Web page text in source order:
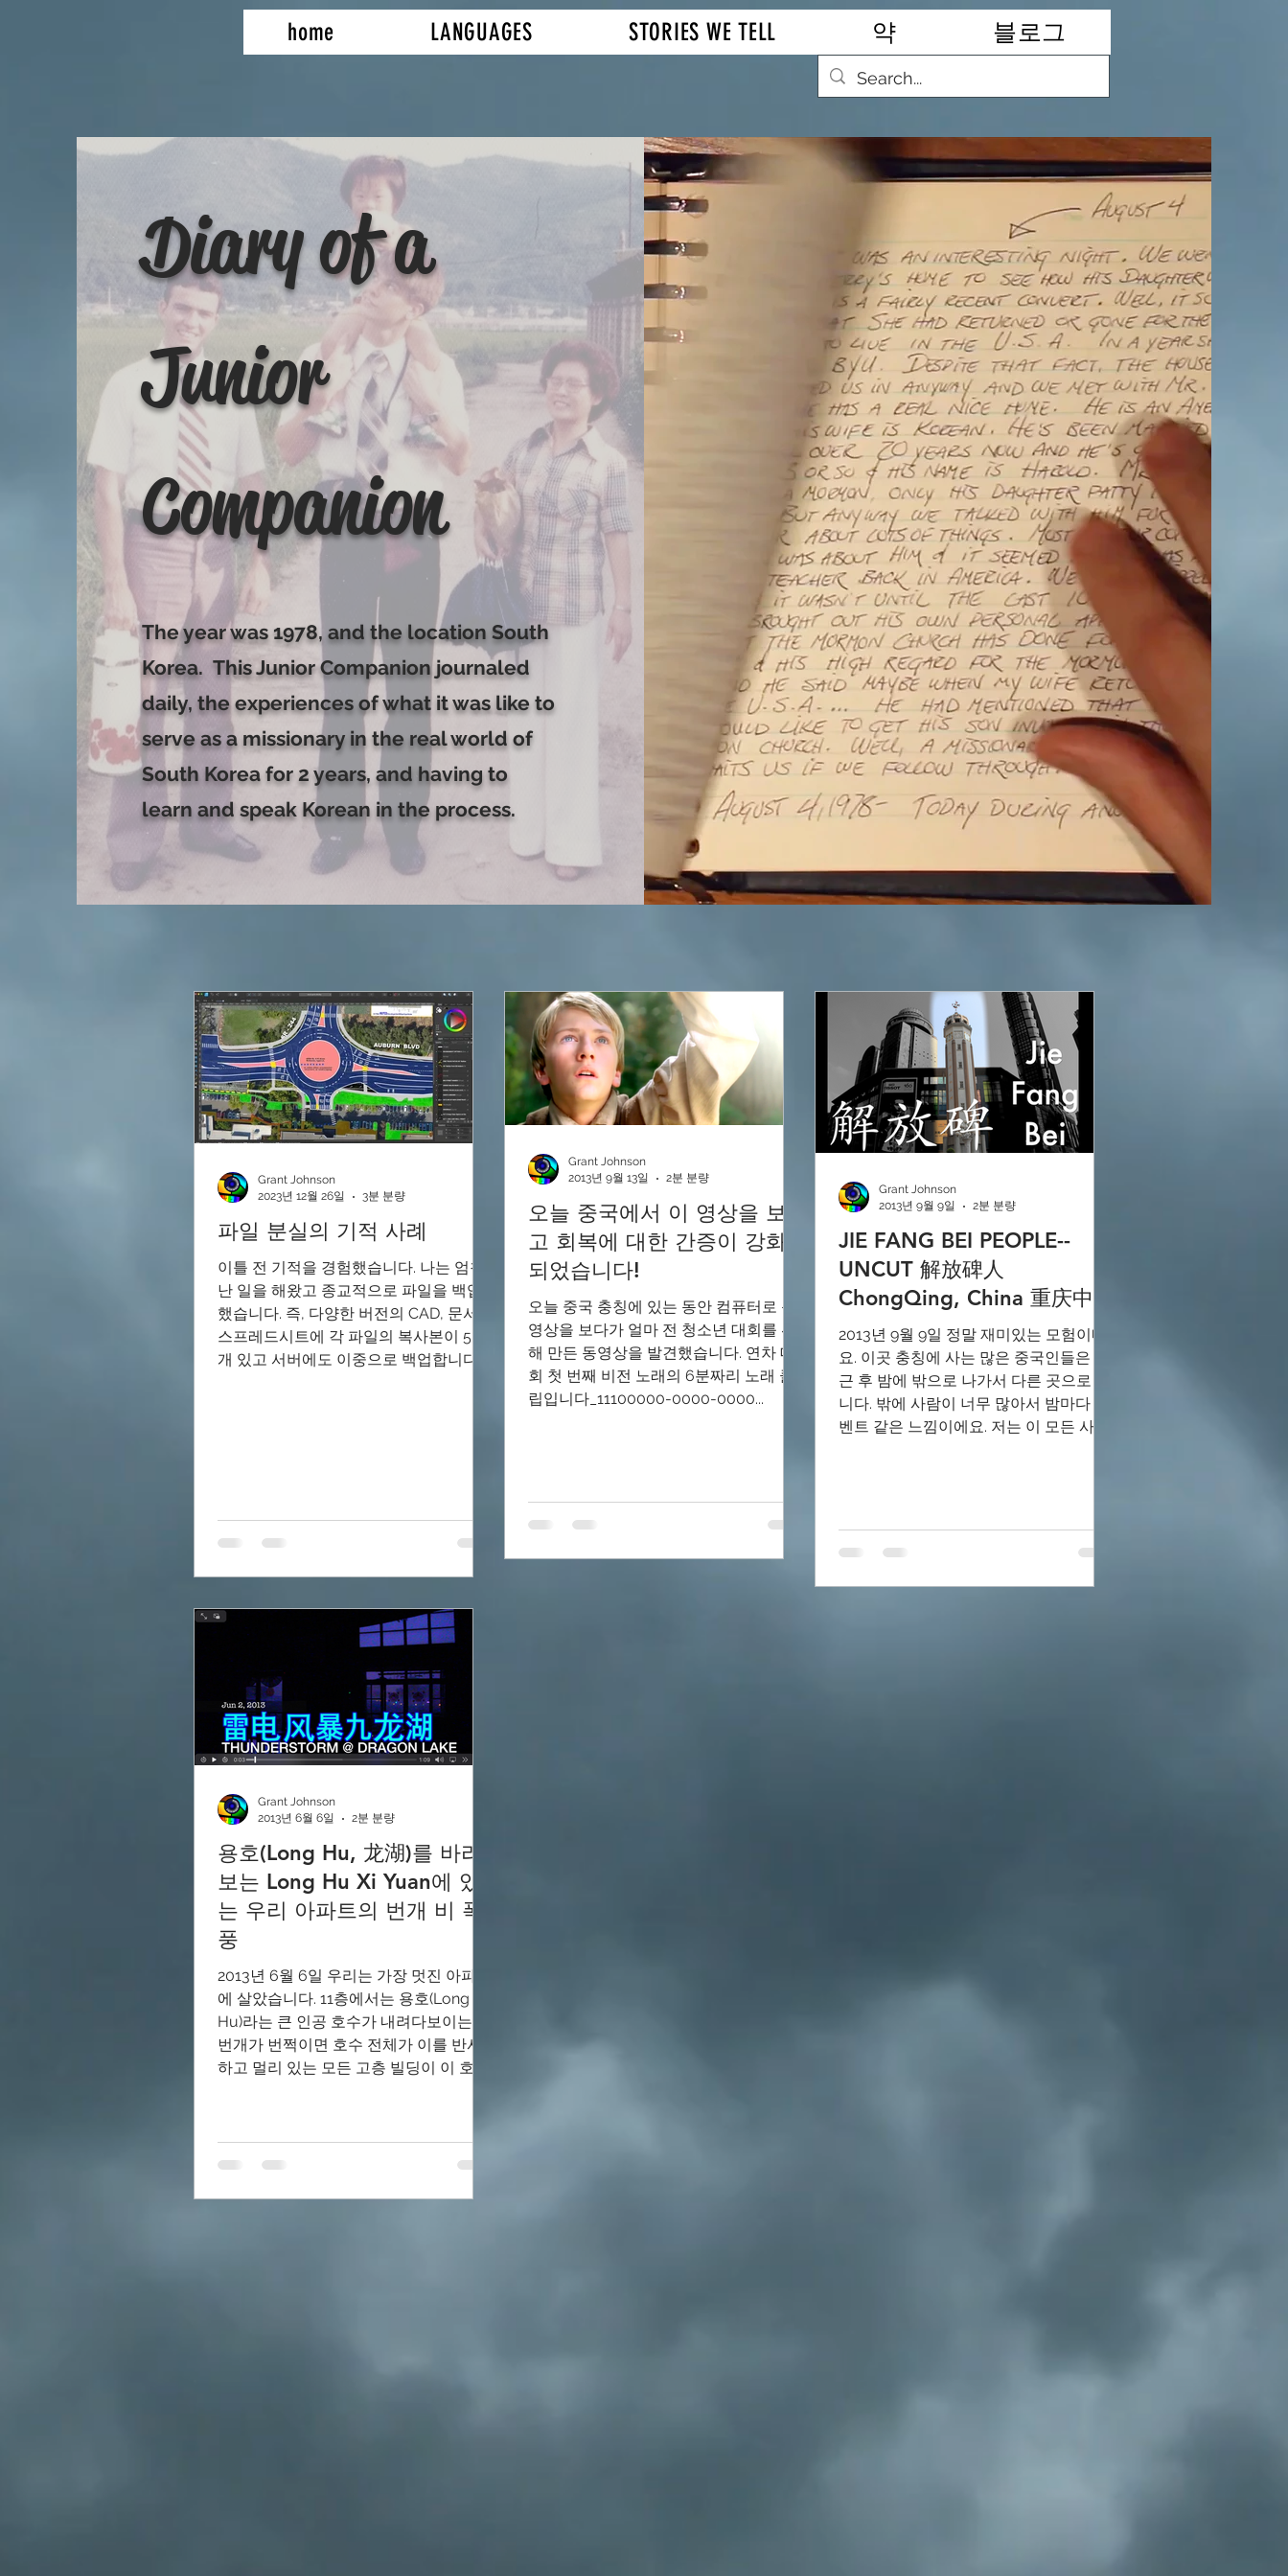
home LANGUAGES STORIES WE TELL 약 블로그
Diary of a
Junior
Companion
The year was 1978, and the location South
Korea. This Junior Companion journaled
daily, the experiences of what it was like to
serve as a missionary in the real world of
South Korea for 2 years, and having to
learn and speak Korean in the process.
파일 분실의 기적 사례
이틀 전 기적을 경험했습니다. 나는 엄청
난 일을 해왔고 종교적으로 파일을 백업
했습니다. 즉, 다양한 버전의 CAD, 문서,
스프레드시트에 각 파일의 복사본이 5~10
개 있고 서버에도 이중으로 백업합니다.
Grant Johnson
2023년 12월 26일
3분 분량
오늘 중국에서 이 영상을 보
고 회복에 대한 간증이 강화
되었습니다!
오늘 중국 충칭에 있는 동안 컴퓨터로 동
영상을 보다가 얼마 전 청소년 대회를 위
해 만든 동영상을 발견했습니다. 연차 대
회 첫 번째 비전 노래의 6분짜리 노래 클
립입니다_11100000-0000-0000...
Grant Johnson
2013년 9월 13일
2분 분량
JIE FANG BEI PEOPLE--
UNCUT 解放碑人
ChongQing, China 重庆中國
2013년 9월 9일 정말 재미있는 모험이네
요. 이곳 충칭에 사는 많은 중국인들은 퇴
근 후 밤에 밖으로 나가서 다른 곳으로 갑
니다. 밖에 사람이 너무 많아서 밤마다 이
벤트 같은 느낌이에요. 저는 이 모든 사람
Grant Johnson
2013년 9월 9일
2분 분량
용호(Long Hu, 龙湖)를 바라
보는 Long Hu Xi Yuan에 있
는 우리 아파트의 번개 비 폭
풍
2013년 6월 6일 우리는 가장 멋진 아파트
에 살았습니다. 11층에서는 용호(Long
Hu)라는 큰 인공 호수가 내려다보이는데,
번개가 번쩍이면 호수 전체가 이를 반사
하고 멀리 있는 모든 고층 빌딩이 이 호수
Grant Johnson
2013년 6월 6일
2분 분량